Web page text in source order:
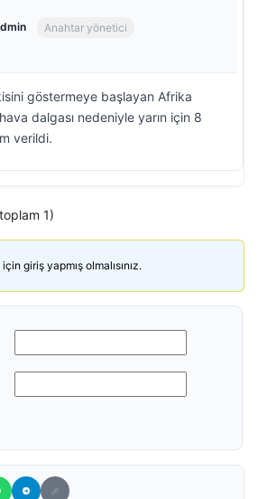
Anahtar yönetici
göstermeye başlayan Afrika
hava dalgası nedeniyle yarın için 8
verildi.
1)
giriş yapmış olmalısınız.